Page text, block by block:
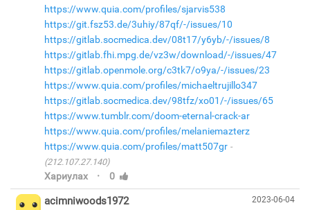
https://www.quia.com/profiles/sjarvis538
https://git.fsz53.de/3uhiy/87qf/-/issues/10
https://gitlab.socmedica.dev/08t17/y6yb/-/issues/8
https://gitlab.fhi.mpg.de/vz3w/download/-/issues/47
https://gitlab.openmole.org/c3tk7/o9ya/-/issues/23
https://www.quia.com/profiles/michaeltrujillo347
https://gitlab.socmedica.dev/98tfz/xo01/-/issues/65
https://www.tumblr.com/doom-eternal-crack-ar
https://www.quia.com/profiles/melaniemazterz
https://www.quia.com/profiles/matt507gr
(212.107.27.140)
Хариулах · 0
2023-06-04
acimniwoods1972